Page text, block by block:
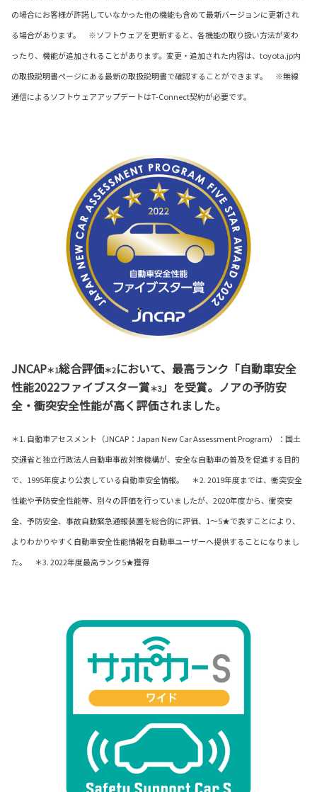
の場合にお客様が許諾していなかった他の機能も含めて最新バージョンに更新され
る場合があります。 ※ソフトウェアを更新すると、各機能の取り扱い方法が変わ
ったり、機能が追加されることがあります。変更・追加された内容は、toyota.jp内
の取扱説明書ページにある最新の取扱説明書で確認することができます。 ※無線
通信によるソフトウェアアップデートはT-Connect契約が必要です。
JNCAP＊1総合評価＊2において、最高ランク「自動車安全
性能2022ファイブスター賞＊3 」を受賞。ノアの予防安
全・衝突安全性能が高く評価されました。
＊1. 自動車アセスメント（JNCAP：Japan New Car Assessment Program）：国土
交通省と独立行政法人自動車事故対策機構が、 安全な自動車の普及を促進する目的
で、1995年度より公表している自動車安全情報。 ＊2. 2019年度までは、衝突安全
性能や予防安全性能等、別々の評価を行っていましたが、2020年度から、衝突安
全、予防安全、事故自動緊急通報装置を総合的に評価、1～5★で表すことにより、
よりわかりやすく自動車安全性能情報を自動車ユーザーへ提供することになりまし
た。 ＊3. 2022年度最高ランク5★獲得